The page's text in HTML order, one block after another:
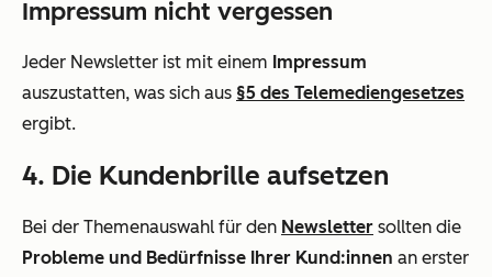
Impressum nicht vergessen
Jeder Newsletter ist mit einem Impressum
auszustatten, was sich aus §5 des Telemediengesetzes
ergibt.
4. Die Kundenbrille aufsetzen
Bei der Themenauswahl für den Newsletter sollten die
Probleme und Bedürfnisse Ihrer Kund:innen an erster